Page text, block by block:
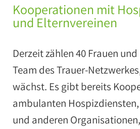
Kooperationen mit
und Elternvereinen
Derzeit zählen 40 Frauen
Team des Trauer-
wächst. Es gibt bereits
ambulanten
und anderen